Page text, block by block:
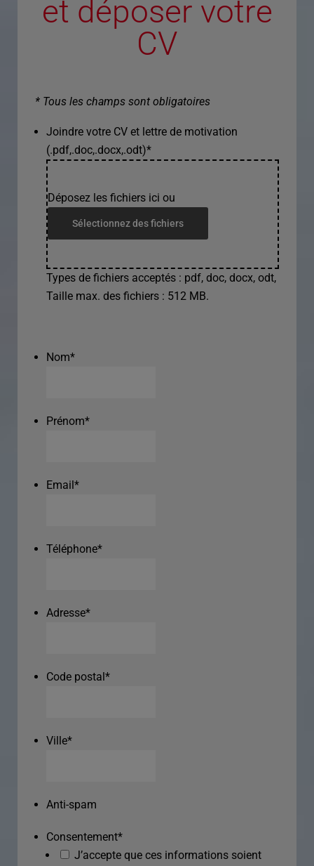
et déposer votre
CV
* Tous les champs sont obligatoires
Joindre votre CV et lettre de motivation
(.pdf,.doc,.docx,.odt)*
Déposez les fichiers ici ou
Sélectionnez des fichiers
Types de fichiers acceptés : pdf, doc, docx, odt,
Taille max. des fichiers : 512 MB.
Nom*
Prénom*
Email*
Téléphone*
Adresse*
Code postal*
Ville*
Anti-spam
Consentement*
J’accepte que ces informations soient